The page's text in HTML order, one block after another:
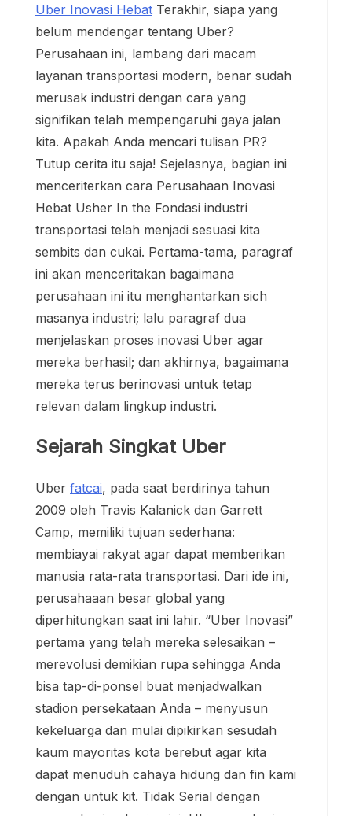
Uber Inovasi Hebat Terakhir, siapa yang
belum mendengar tentang Uber?
Perusahaan ini, lambang dari macam
layanan transportasi modern, benar sudah
merusak industri dengan cara yang
signifikan telah mempengaruhi gaya jalan
kita. Apakah Anda mencari tulisan PR?
Tutup cerita itu saja! Sejelasnya, bagian ini
menceriterkan cara Perusahaan Inovasi
Hebat Usher In the Fondasi industri
transportasi telah menjadi sesuasi kita
sembits dan cukai. Pertama-tama, paragraf
ini akan menceritakan bagaimana
perusahaan ini itu menghantarkan sich
masanya industri; lalu paragraf dua
menjelaskan proses inovasi Uber agar
mereka berhasil; dan akhirnya, bagaimana
mereka terus berinovasi untuk tetap
relevan dalam lingkup industri.
Sejarah Singkat Uber
Uber fatcai, pada saat berdirinya tahun
2009 oleh Travis Kalanick dan Garrett
Camp, memiliki tujuan sederhana:
membiayai rakyat agar dapat memberikan
manusia rata-rata transportasi. Dari ide ini,
perusahaaan besar global yang
diperhitungkan saat ini lahir. “Uber Inovasi”
pertama yang telah mereka selesaikan –
merevolusi demikian rupa sehingga Anda
bisa tap-di-ponsel buat menjadwalkan
stadion persekataan Anda – menyusun
kekeluarga dan mulai dipikirkan sesudah
kaum mayoritas kota berebut agar kita
dapat menuduh cahaya hidung dan fin kami
dengan untuk kit. Tidak Serial dengan